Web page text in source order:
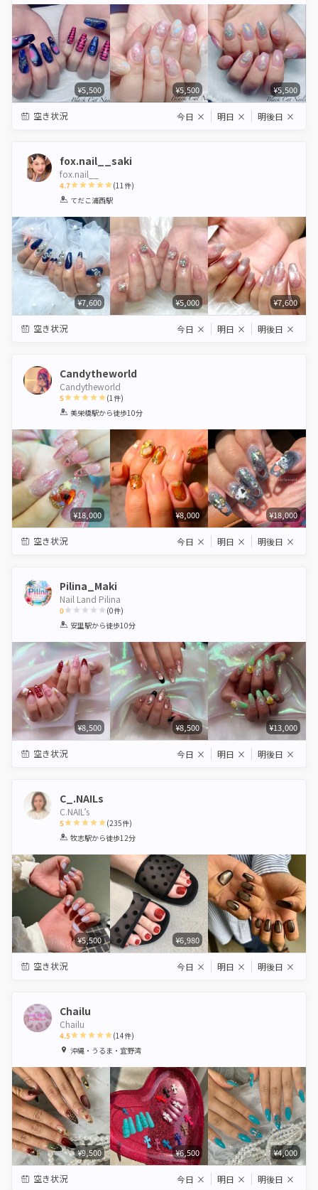
¥5,500 ¥5,500 ¥5,500
空き状況 今日 × 明日 × 明後日 ×
fox.nail__saki
fox.nail__
4.7
1 2 3 4 5
(11件)
てだこ浦西駅
¥7,600 ¥5,000 ¥7,600
空き状況 今日 × 明日 × 明後日 ×
Candytheworld
Candytheworld
5
1 2 3 4 5
(1件)
美栄橋駅から徒歩10分
¥18,000 ¥8,000 ¥18,000
空き状況 今日 × 明日 × 明後日 ×
Pilina_Maki
Nail Land Pilina
0
1 2 3 4 5
(0件)
安里駅から徒歩10分
¥8,500 ¥8,500 ¥13,000
空き状況 今日 × 明日 × 明後日 ×
C_.NAILs
C.NAIL’s
5
1 2 3 4 5
(235件)
牧志駅から徒歩12分
¥5,500 ¥6,980
空き状況 今日 × 明日 × 明後日 ×
Chailu
Chailu
4.5
1 2 3 4 5
(14件)
沖縄・うるま・宜野湾
¥9,500 ¥6,500 ¥4,000
空き状況 今日 × 明日 × 明後日 ×